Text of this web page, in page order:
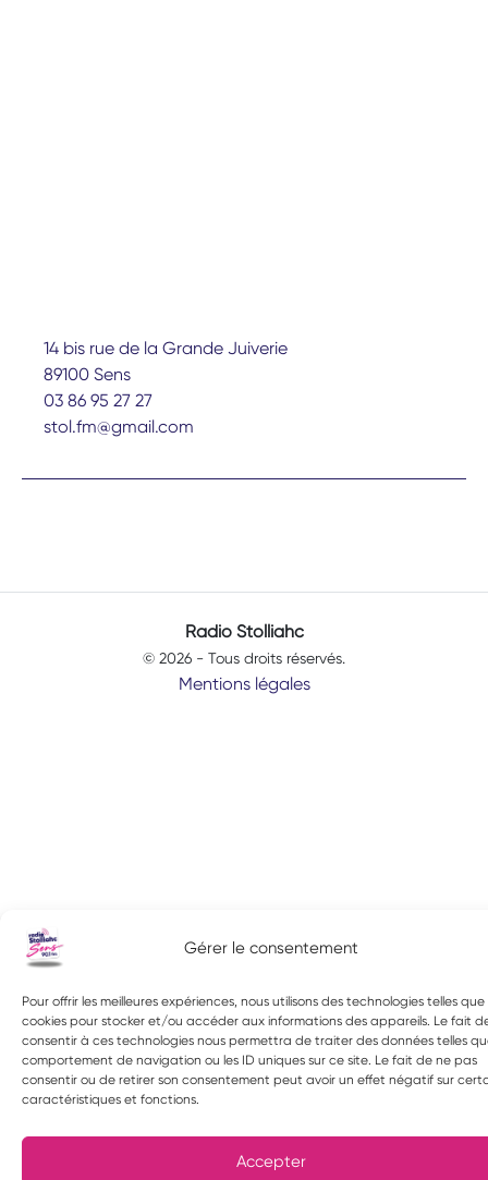
Gérer le consentement
Pour offrir les meilleures expériences, nous utilisons des technologies telles que
cookies pour stocker et/ou accéder aux informations des appareils. Le fait
consentir à ces technologies nous permettra de traiter des données telles
comportement de navigation ou les ID uniques sur ce site. Le fait de ne pas
consentir ou de retirer son consentement peut avoir un effet négatif sur
caractéristiques et fonctions.
Accepter
14 bis rue de la Grande Juiverie
89100 Sens
03 86 95 27 27
stol.fm@gmail.com
Radio Stolliahc
© 2026 - Tous droits réservés.
Mentions légales